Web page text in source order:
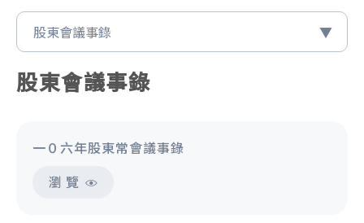
股東會議事錄
一０六年股東常會議事錄
瀏 覽